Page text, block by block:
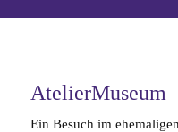
AtelierMuseum
Ein Besuch im